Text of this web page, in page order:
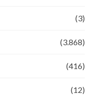
(3)
(3.868)
(416)
(12)